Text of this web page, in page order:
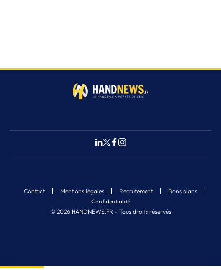
Fermer
© 2026 HANDNEWS.FR - Tous droits réservés
Contact Mentions légales Recrutement
Bons plans
Confidentialité
3